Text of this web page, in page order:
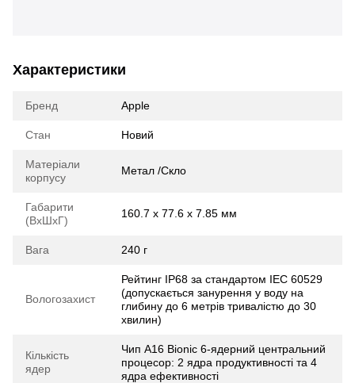
Характеристики
Бренд Apple
Стан Новий
Матеріали
корпусу
Метал /Скло
Габарити
(ВхШхГ)
160.7 x 77.6 x 7.85 мм
Вага 240 г
Вологозахист
Рейтинг IP68 за стандартом IEC 60529
(допускається занурення у воду на
глибину до 6 метрів тривалістю до 30
хвилин)
Кількість
ядер
Чип A16 Bionic 6‑ядерний центральний
процесор: 2 ядра продуктивності та 4
ядра ефективності